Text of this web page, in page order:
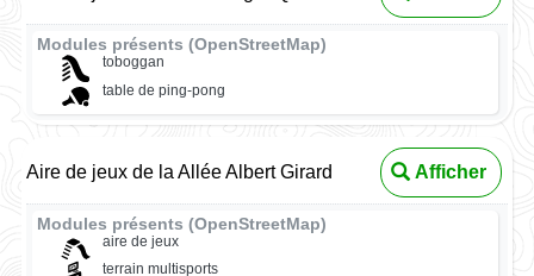
Modules présents (OpenStreetMap)
toboggan
table de ping-pong
Aire de jeux de la Allée Albert Girard Afficher
Modules présents (OpenStreetMap)
aire de jeux
terrain multisports